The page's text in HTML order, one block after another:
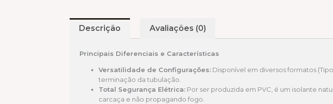
Descrição Avaliações (0)
Principais Diferenciais e Características
Versatilidade de Configurações: Disponível em diversos formatos
terminação da tubulação.
Total Segurança Elétrica: Por ser produzida em PVC, é um isolante
carcaça e não propagando fogo.